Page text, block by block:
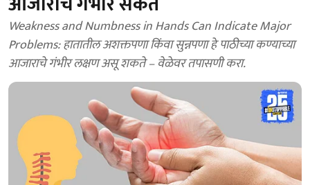
Weakness and Numbness in Hands Can Indicate Major
Problems: हातातील अशक्तपणा किंवा सुन्नपणा हे पाठीच्या कण्याच्या
आजाराचे गंभीर लक्षण असू शकते – वेळेवर तपासणी करा.